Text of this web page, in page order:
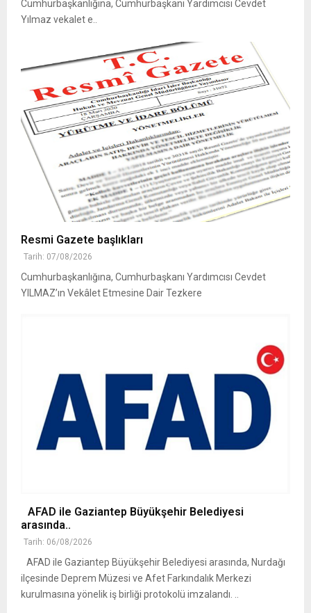
Cumhurbaşkanlığına, Cumhurbaşkanı Yardımcısı Cevdet
Yılmaz vekalet e..
Resmi Gazete başlıkları
Tarih: 07/08/2026
Cumhurbaşkanlığına, Cumhurbaşkanı Yardımcısı Cevdet
YILMAZ’ın Vekâlet Etmesine Dair Tezkere
AFAD ile Gaziantep Büyükşehir Belediyesi
arasında..
Tarih: 06/08/2026
AFAD ile Gaziantep Büyükşehir Belediyesi arasında, Nurdağı
ilçesinde Deprem Müzesi ve Afet Farkındalık Merkezi
kurulmasına yönelik iş birliği protokolü imzalandı. ..